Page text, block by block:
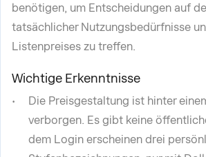
benötigen, um Entscheidungen auf
tatsächlicher Nutzungsbedürfnisse
Listenpreises zu treffen.
Wichtige Erkenntnisse
Die Preisgestaltung ist hinter
verborgen. Es gibt keine
dem Login erscheinen drei